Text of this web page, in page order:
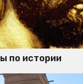
по истории